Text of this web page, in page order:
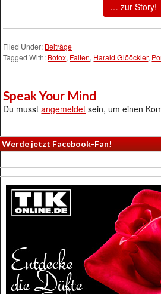
… zur Story!
Filed Under: Beiträge
Tagged With: Botox, Falten, Harald Glööckler,
Speak Your Mind
Du musstangemeldet sein, um einen
Werde jetzt Facebook-Fan!